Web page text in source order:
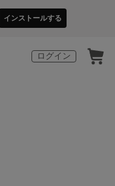
インストールする
ログイン